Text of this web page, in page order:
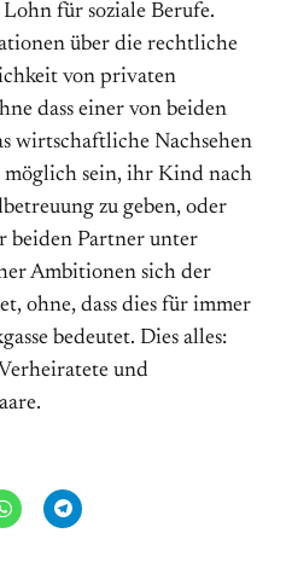
für soziale Berufe.
über die rechtliche
von privaten
dass einer von beiden
wirtschaftliche Nachsehen
möglich sein, ihr Kind nach
zu geben, oder
beiden Partner unter
Ambitionen sich der
ohne, dass dies für immer
bedeutet. Dies alles:
und